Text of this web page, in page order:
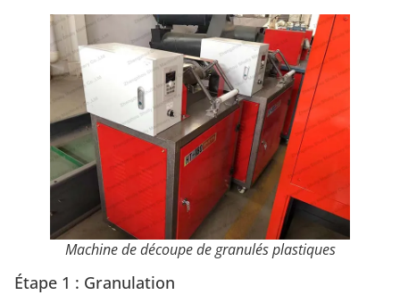
Machine de découpe de granulés plastiques
Étape 1 : Granulation